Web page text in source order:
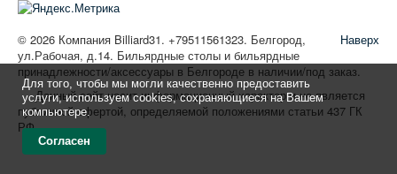
Для того, чтобы мы могли качественно предоставить
услуги, используем cookies, сохраняющиеся на Вашем
компьютере.
Согласен
Наверх
© 2026 Компания Billiard31. +79511561323. Белгород,
ул.Рабочая, д.14. Бильярдные столы и бильярдные
принадлежности/аксессуары в Белгороде в наличии/под заказ.
Данный сайт носит информационный характер и не является
публичной офертой, определяемой положениями статьи 437 ГК
РФ